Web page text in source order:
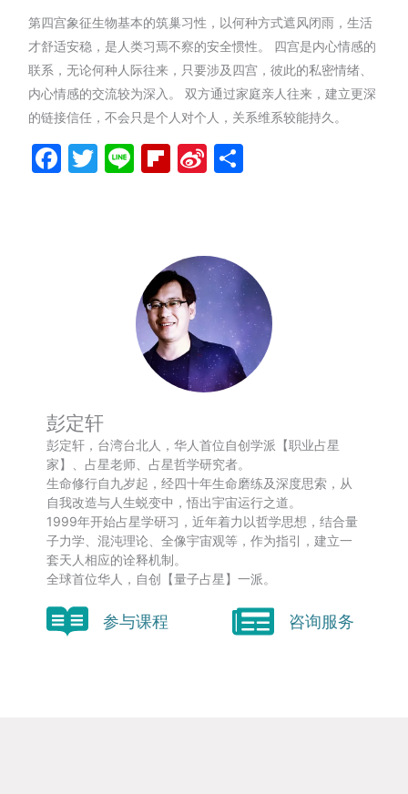
第四宫象征生物基本的筑巢习性，以何种方式遮风闭雨，生活
才舒适安稳，是人类习焉不察的安全惯性。 四宫是内心情感的
联系，无论何种人际往来，只要涉及四宫，彼此的私密情绪、
内心情感的交流较为深入。 双方通过家庭亲人往来，建立更深
的链接信任，不会只是个人对个人，关系维系较能持久。
Facebook
Twitter
LineFlipboard
Sina
彭定轩
彭定轩，台湾台北人，华人首位自创学派【职业占星
家】、占星老师、占星哲学研究者。
生命修行自九岁起，经四十年生命磨练及深度思索，从
自我改造与人生蜕变中，悟出宇宙运行之道。
1999年开始占星学研习，近年着力以哲学思想，结合量
子力学、混沌理论、全像宇宙观等，作为指引，建立一
套天人相应的诠释机制。
全球首位华人，自创【量子占星】一派。
参与课程 咨询服务